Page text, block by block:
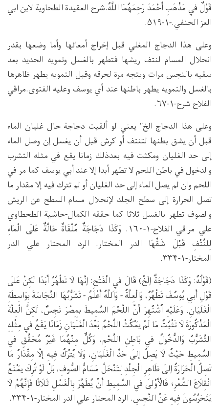
قَوْلٌ فِي مَذْهَبِ أَحْمَدَ رَحِمَهُمَا اللَّهُ.شرح العقيدة الطحاوية لابن ابي
العز الحنفي.-۱-۵۱۹.
وعلى هذا الدجاج المغلي قبل إخراج أمعائها وأما وضعها بقدر
انحلال المسام لنتف ريشها فتطهر بالغسل وتمويه الحديد بعد
سقيه بالنجس مرات ويتجه مرة لحرقه وقبل التمويه يطهر ظاهرها
بالغسل والتمويه يطهر باطنها عند أي يوسف وعليه الفتوى.مراقي
الفلاح شرح-۱-۶۷.
وعلى هذا الدجاج الخ" يعني لو ألقيت دجاجة حال غليان الماء
قبل أن يشق بطنها لتنتف أو كرش قبل أن يغسل إن وصل الماء
إلى حد الغليان ومكثت فيه بعدذلك زمانا يقع في مثله التشرب
والدخول في باطن اللحم لا تطهر أبدا إلا عند أبي يوسف كما مر في
اللحم وان لم يصل الماء إلى حد الغليان أو لم تترك فيه إلا مقدار ما
تصل الحرارة إلى سطح الجلد لإنحلال مسام السطح عن الريش
والصوف تطهر بالغسل ثلاثا كما حققه الكمال-حاشية الطحطاوي
علي مراقي الفلاح-۱-۱۶۰. وَكَذَا دَجَاجَةٌ مُلْقَاةٌ حَالَّةٌ عَلَى الْمَاءِ
لِلنَّتْفِ قَبْلَ شَقِّهَا الدر المختار. الرد المحتار علي الدر
المختار-۱-۳۳۴.
(قَوْلُهُ: وَكَذَا دَجَاجَةٌ إلَخْ) قَالَ فِي الْفَتْحِ: إنَّهَا لَا تَطْهُرُ أَبَدًا لَكِنْ عَلَى
قَوْلِ أَبِي يُوسُفَ تَطْهُرُ، وَالْعِلَّةُ - وَاَللَّهُ أَعْلَمُ - تَشَرُّبُهَا النَّجَاسَةَ بِوَاسِطَةِ
الْغَلَيَانِ، وَعَلَيْهِ اُشْتُهِرَ أَنَّ اللَّحْمَ السَّمِيطَ بِمِصْرَ نَجِسٌ، لَكِنَّ الْعِلَّةَ
الْمَذْكُورَةَ لَا تَثْبُتُ مَا لَمْ يَمْكُثْ اللَّحْمُ بَعْدَ الْغَلَيَانِ زَمَانًا يَقَعُ فِي مِثْلِهِ
التَّشَرُّبُ وَالدُّخُولُ فِي بَاطِنِ اللَّحْمِ، وَكُلٌّ مِنْهُمَا غَيْرُ مُحَقَّقٍ فِي
السَّمِيطِ حَيْثُ لَا يَصِلُ إلَى حَدِّ الْغَلَيَانِ، وَلَا يُتْرَكُ فِيهِ إلَّا مِقْدَارُ مَا
تَصِلُ الْحَرَارَةُ إلَى ظَاهِرِ الْجِلْدِ لِتَنْحَلَّ مَسَامُّ الصُّوفِ، بَلْ لَوْ تُرِكَ يَمْنَعُ
انْقِلَاعَ الشَّعْرِ؛ فَالْأَوْلَى فِي السَّمِيطِ أَنْ يُطَهَّرَ بِالْغَسْلِ ثَلَاثًا فَإِنَّهُمْ لَا
يَتَحَرَّسُونَ فِيهِ عَنْ النَّجِسِ. الرد المحتار علي الدر المختار-۱-۳۳۴.